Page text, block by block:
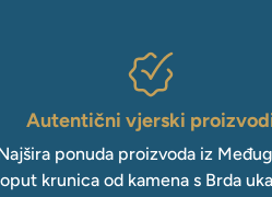
Autentični vjerski
ponuda proizvoda iz
krunica od kamena s Brda